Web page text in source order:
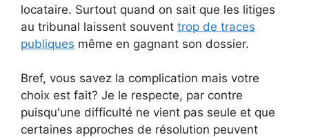
locataire. Surtout quand on sait que les litiges
au tribunal laissent souvent trop de traces
publiques même en gagnant son dossier.
Bref, vous savez la complication mais votre
choix est fait? Je le respecte, par contre
puisqu'une difficulté ne vient pas seule et que
certaines approches de résolution peuvent